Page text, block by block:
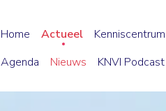
Home
Actueel
Agenda
Nieuws KNVI Podcast
Kenniscentrum